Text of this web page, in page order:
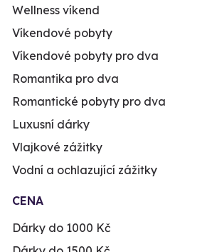
Wellness víkend
Víkendové pobyty
Víkendové pobyty pro dva
Romantika pro dva
Romantické pobyty pro dva
Luxusní dárky
Vlajkové zážitky
Vodní a ochlazující zážitky
CENA
Dárky do 1000 Kč